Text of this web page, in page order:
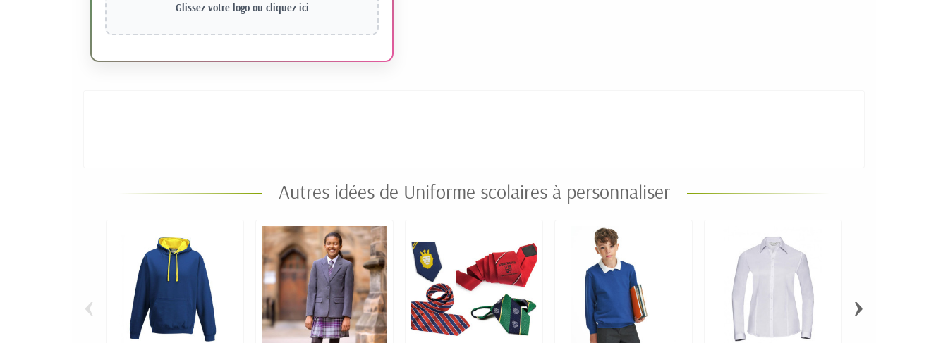
Glissez votre logo ou cliquez ici
Autres idées de Uniforme scolaires à personnaliser
‹ ›